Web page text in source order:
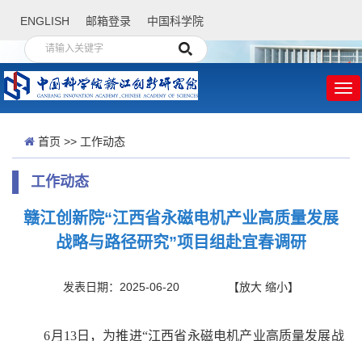
ENGLISH 邮箱登录 中国科学院
首页 >> 工作动态
工作动态
赣江创新院“江西省永磁电机产业高质量发展
战略与路径研究”项目组赴宜春调研
发表日期：2025-06-20 【放大 缩小】
6月13日，为推进“江西省永磁电机产业高质量发展战